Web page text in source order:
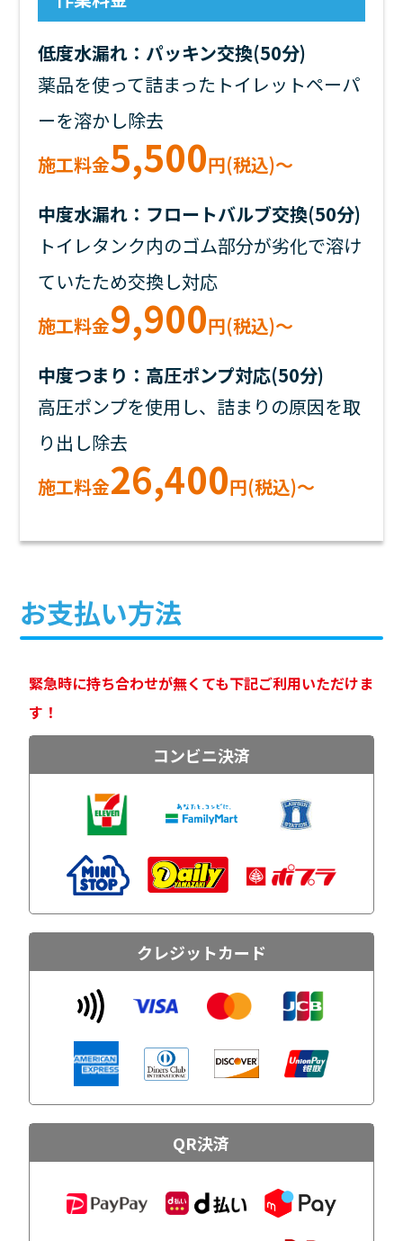
低度水漏れ：パッキン交換(50分)
薬品を使って詰まったトイレットペーパ
ーを溶かし除去
施工料金5,500円(税込)～
中度水漏れ：フロートバルブ交換(50分)
トイレタンク内のゴム部分が劣化で溶け
ていたため交換し対応
施工料金9,900円(税込)～
中度つまり：高圧ポンプ対応(50分)
高圧ポンプを使用し、詰まりの原因を取
り出し除去
施工料金26,400円(税込)～
お支払い方法
緊急時に持ち合わせが無くても下記ご利用いただけま
す！
コンビニ決済
クレジットカード
QR決済